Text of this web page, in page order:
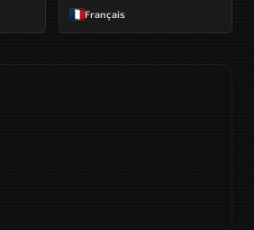
Français